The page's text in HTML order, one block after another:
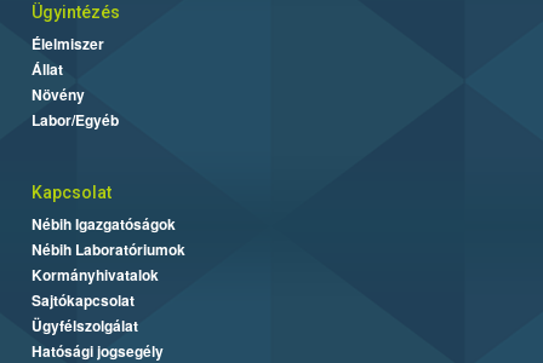
Ügyintézés
Élelmiszer
Állat
Növény
Labor/Egyéb
Kapcsolat
Nébih Igazgatóságok
Nébih Laboratóriumok
Kormányhivatalok
Sajtókapcsolat
Ügyfélszolgálat
Hatósági jogsegély